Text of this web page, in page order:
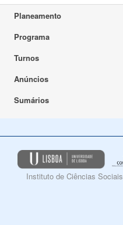
Planeamento
Programa
Turnos
Anúncios
Sumários
Instituto de Ciências Sociais